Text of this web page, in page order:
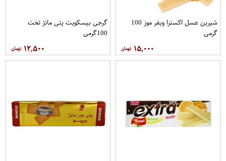
شیرین عسل اکسترا ویفر موز 100
گرمی
۱۵,۰۰۰
گرجی بیسکویت پتی مانژ تخت
100گرمی
۱۲,۵۰۰